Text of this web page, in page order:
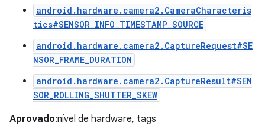
android.hardware.camera2.CameraCharacteris
tics#SENSOR_INFO_TIMESTAMP_SOURCE
android.hardware.camera2.CaptureRequest#SE
NSOR_FRAME_DURATION
android.hardware.camera2.CaptureResult#SEN
SOR_ROLLING_SHUTTER_SKEW
Aprovado:nível de hardware, tags